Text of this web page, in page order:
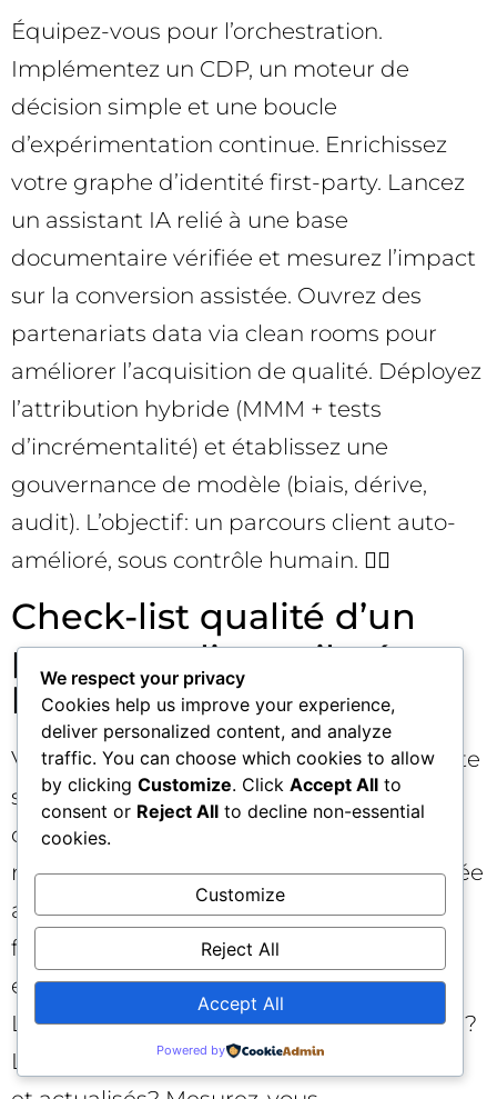
Équipez-vous pour l’orchestration.
Implémentez un CDP, un moteur de
décision simple et une boucle
d’expérimentation continue. Enrichissez
votre graphe d’identité first-party. Lancez
un assistant IA relié à une base
documentaire vérifiée et mesurez l’impact
sur la conversion assistée. Ouvrez des
partenariats data via clean rooms pour
améliorer l’acquisition de qualité. Déployez
l’attribution hybride (MMM + tests
d’incrémentalité) et établissez une
gouvernance de modèle (biais, dérive,
audit). L’objectif: un parcours client auto-
amélioré, sous contrôle humain. 🧑‍✈️
Check-list qualité d’un
parcours client piloté par
l’IA ✅
Votre promesse est-elle claire et cohérente
sur chaque canal? Les preuves de
confiance sont-elles visibles au bon
moment? La friction est-elle proportionnée
au risque? L’identité est-elle résolue de
façon consentie et sécurisée? L’intention
est-elle détectée via des signaux fiables?
L’IA explique-t-elle ses recommandations?
Les contenus critiques sont-ils structurés
We respect your privacy
Cookies help us improve your experience,
deliver personalized content, and analyze
traffic. You can choose which cookies to allow
by clicking Customize. Click Accept All to
consent or Reject All to decline non-essential
cookies.
Customize
Reject All
Accept All
Powered by